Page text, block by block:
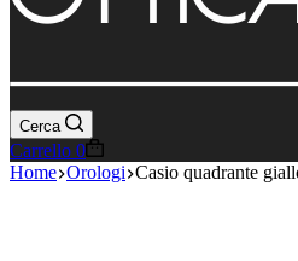
Cerca
Carrello 0
Home Orologi Casio quadrante